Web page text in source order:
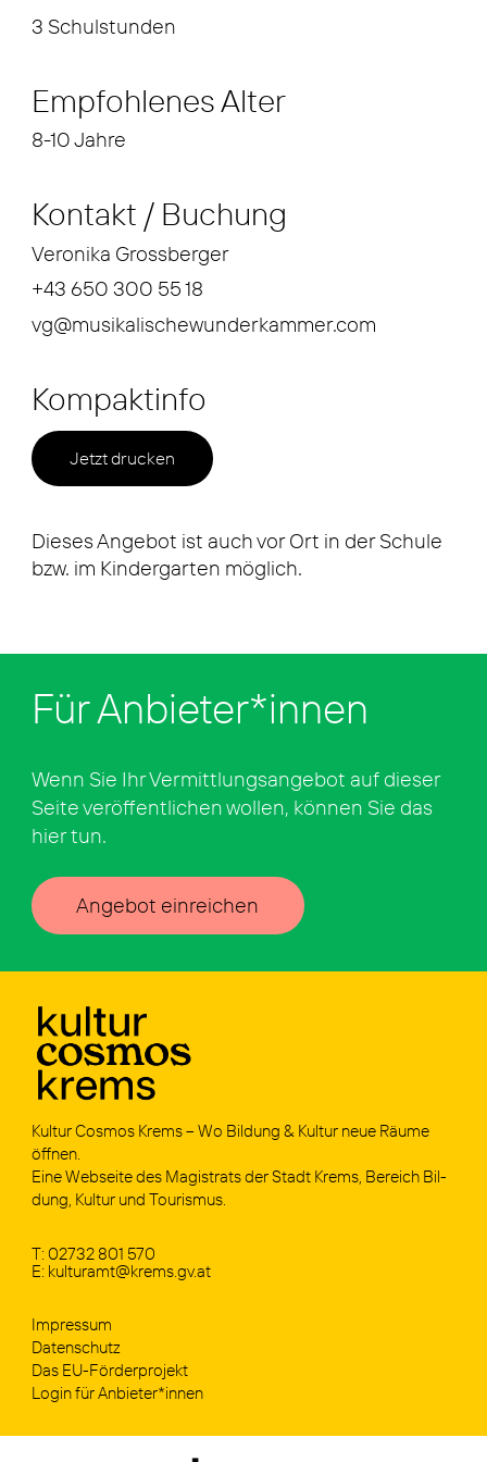
3 Schulstunden
Empfohlenes Alter
8-10 Jahre
Kontakt / Buchung
Veronika Grossberger
+43 650 300 55 18
vg@musikalischewunderkammer.com
Kompaktinfo
Jetzt drucken
Dieses Angebot ist auch vor Ort in der Schule
bzw. im Kindergarten möglich.
Für Anbieter*innen
Wenn Sie Ihr Vermittlungsangebot auf dieser
Seite veröffentlichen wollen, können Sie das
hier tun.
Angebot einreichen
Kul­tur Cos­mos Krems – Wo Bil­dung & Kul­tur neue Räu­me
öff­nen.
Eine Web­sei­te des Magis­trats der Stadt Krems, Bereich Bil­
dung, Kul­tur und Tou­ris­mus.
T: 02732 801 570
E: kulturamt@krems.gv.at
Impres­sum
Daten­schutz
Das EU-För­­der­­pro­­jekt
Log­in für Anbieter*innen